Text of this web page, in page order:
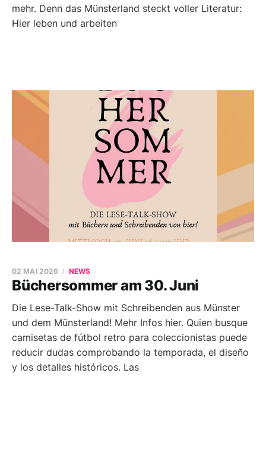
mehr. Denn das Münsterland steckt voller Literatur:
Hier leben und arbeiten
Büchersommer am 30. Juni
02 MAI 2026 NEWS
Die Lese-Talk-Show mit Schreibenden aus Münster
und dem Münsterland! Mehr Infos hier. Quien busque
camisetas de fútbol retro para coleccionistas puede
reducir dudas comprobando la temporada, el diseño
y los detalles históricos. Las